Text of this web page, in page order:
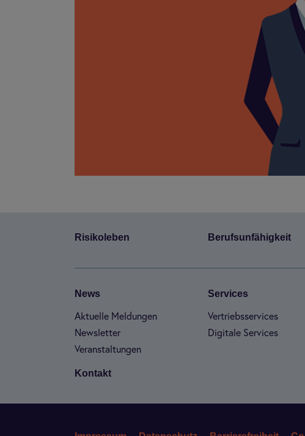
Risi­ko­le­ben Berufs­un­fä­hig­keit
News
Aktu­elle Mel­dun­gen
Newslet­ter
Ver­an­stal­tun­gen
Ser­vices
Ver­triebs­ser­vices
Digi­tale Ser­vices
Kon­takt